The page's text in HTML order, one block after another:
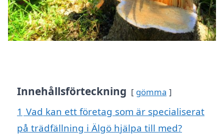
Innehållsförteckning gömma
1 Vad kan ett företag som är specialiserat
på trädfällning i Älgö hjälpa till med?